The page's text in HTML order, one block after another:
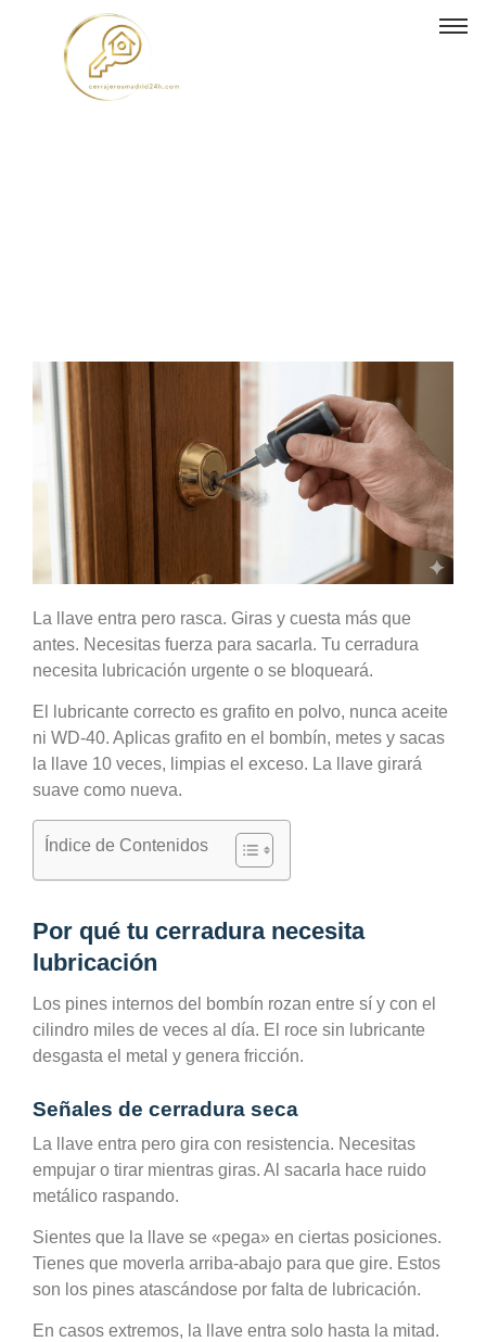
La llave entra pero rasca. Giras y cuesta más que
antes. Necesitas fuerza para sacarla. Tu cerradura
necesita lubricación urgente o se bloqueará.
El lubricante correcto es grafito en polvo, nunca aceite
ni WD-40. Aplicas grafito en el bombín, metes y sacas
la llave 10 veces, limpias el exceso. La llave girará
suave como nueva.
Índice de Contenidos
Por qué tu cerradura necesita
lubricación
Los pines internos del bombín rozan entre sí y con el
cilindro miles de veces al día. El roce sin lubricante
desgasta el metal y genera fricción.
Señales de cerradura seca
La llave entra pero gira con resistencia. Necesitas
empujar o tirar mientras giras. Al sacarla hace ruido
metálico raspando.
Sientes que la llave se «pega» en ciertas posiciones.
Tienes que moverla arriba-abajo para que gire. Estos
son los pines atascándose por falta de lubricación.
En casos extremos, la llave entra solo hasta la mitad.